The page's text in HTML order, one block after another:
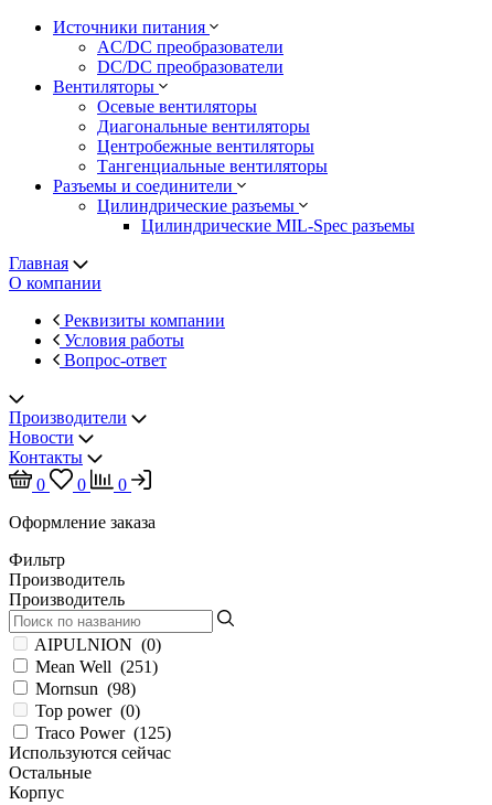
Источники питания
AC/DC преобразователи
DC/DC преобразователи
Вентиляторы
Осевые вентиляторы
Диагональные вентиляторы
Центробежные вентиляторы
Тангенциальные вентиляторы
Разъемы и соединители
Цилиндрические разъемы
Цилиндрические MIL-Spec разъемы
Главная
О компании
Реквизиты компании
Условия работы
Вопрос-ответ
Производители
Новости
Контакты
0
0
0
Оформление заказа
Фильтр
Производитель
Производитель
AIPULNION (0)
Mean Well (251)
Mornsun (98)
Top power (0)
Traco Power (125)
Используются сейчас
Остальные
Корпус